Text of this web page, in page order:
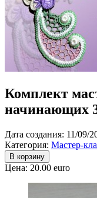
Комплект
начинающих
Дата создания: 11/09/
Категория: Мастер-
В корзину
Цена: 20.00 euro